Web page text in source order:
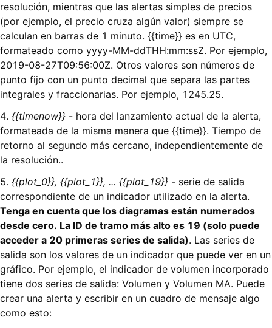
resolución, mientras que las alertas simples de precios
(por ejemplo, el precio cruza algún valor) siempre se
calculan en barras de 1 minuto. {{time}} es en UTC,
formateado como yyyy-MM-ddTHH:mm:ssZ. Por ejemplo,
2019-08-27T09:56:00Z. Otros valores son números de
punto fijo con un punto decimal que separa las partes
integrales y fraccionarias. Por ejemplo, 1245.25.
4. {{timenow}} - hora del lanzamiento actual de la alerta,
formateada de la misma manera que {{time}}. Tiempo de
retorno al segundo más cercano, independientemente de
la resolución..
5. {{plot_0}}, {{plot_1}}, ... {{plot_19}} - serie de salida
correspondiente de un indicador utilizado en la alerta.
Tenga en cuenta que los diagramas están numerados
desde cero. La ID de tramo más alto es 19 (solo puede
acceder a 20 primeras series de salida). Las series de
salida son los valores de un indicador que puede ver en un
gráfico. Por ejemplo, el indicador de volumen incorporado
tiene dos series de salida: Volumen y Volumen MA. Puede
crear una alerta y escribir en un cuadro de mensaje algo
como esto: